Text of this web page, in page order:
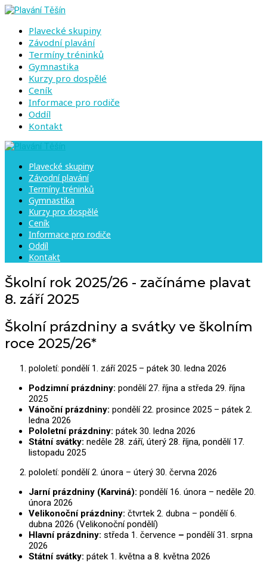
Plavecké skupiny
Závodní plavání
Termíny tréninků
Gymnastika
Kurzy pro dospělé
Ceník
Informace pro rodiče
Oddíl
Kontakt
Plavecké skupiny
Závodní plavání
Termíny tréninků
Gymnastika
Kurzy pro dospělé
Ceník
Informace pro rodiče
Oddíl
Kontakt
Školní rok 2025/26 - začínáme plavat
8. září 2025
Školní prázdniny a svátky ve školním
roce 2025/26*
pololetí: pondělí 1. září 2025 – pátek 30. ledna 2026
Podzimní prázdniny: pondělí 27. října a středa 29. října
2025
Vánoční prázdniny: pondělí 22. prosince 2025 – pátek 2.
ledna 2026
Pololetní prázdniny: pátek 30. ledna 2026
Státní svátky: neděle 28. září, úterý 28. října, pondělí 17.
listopadu 2025
pololetí: pondělí 2. února – úterý 30. června 2026
Jarní prázdniny (Karviná): pondělí 16. února – neděle 20.
února 2026
Velikonoční prázdniny: čtvrtek 2. dubna – pondělí 6.
dubna 2026 (Velikonoční pondělí)
Hlavní prázdniny: středa 1. července – pondělí 31. srpna
2026
Státní svátky: pátek 1. května a 8. května 2026